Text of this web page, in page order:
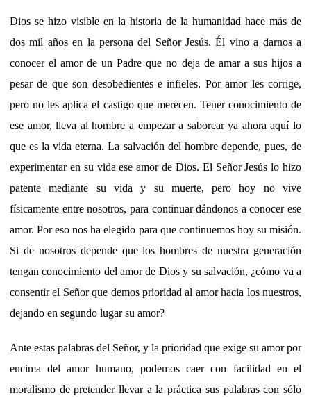
Dios se hizo visible en la historia de la humanidad hace más de
dos mil años en la persona del Señor Jesús. Él vino a darnos a
conocer el amor de un Padre que no deja de amar a sus hijos a
pesar de que son desobedientes e infieles. Por amor les corrige,
pero no les aplica el castigo que merecen. Tener conocimiento de
ese amor, lleva al hombre a empezar a saborear ya ahora aquí lo
que es la vida eterna. La salvación del hombre depende, pues, de
experimentar en su vida ese amor de Dios. El Señor Jesús lo hizo
patente mediante su vida y su muerte, pero hoy no vive
físicamente entre nosotros, para continuar dándonos a conocer ese
amor. Por eso nos ha elegido para que continuemos hoy su misión.
Si de nosotros depende que los hombres de nuestra generación
tengan conocimiento del amor de Dios y su salvación, ¿cómo va a
consentir el Señor que demos prioridad al amor hacia los nuestros,
dejando en segundo lugar su amor?
Ante estas palabras del Señor, y la prioridad que exige su amor por
encima del amor humano, podemos caer con facilidad en el
moralismo de pretender llevar a la práctica sus palabras con sólo